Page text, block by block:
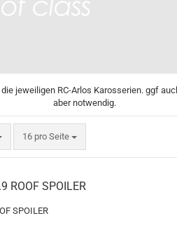
jeweiligen RC-Arlos Karosserien. ggf
aber notwendig.
16 pro Seite
pro Seite
ROOF SPOILER
SPOILER